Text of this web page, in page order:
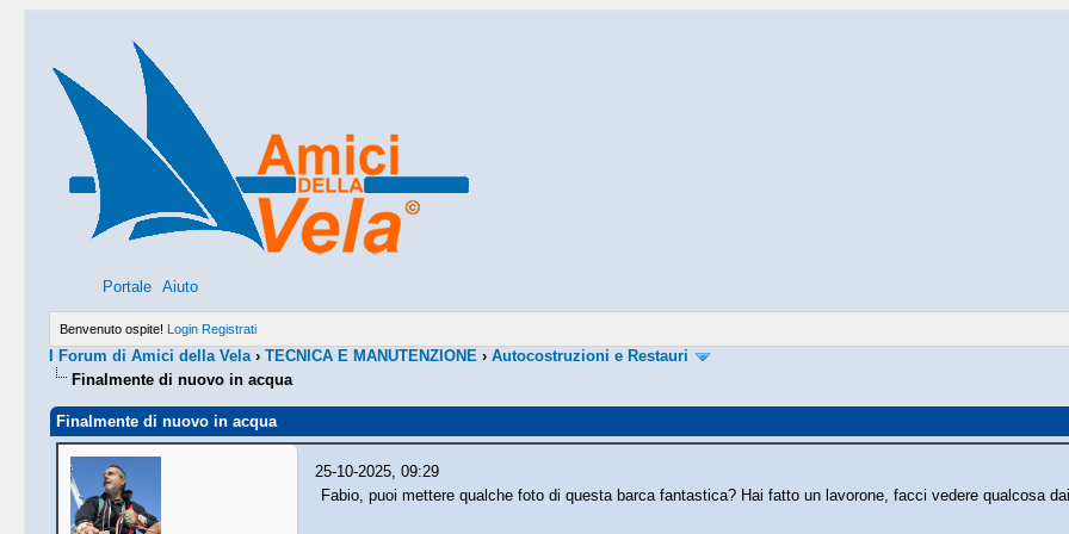
Portale Aiuto
Benvenuto ospite! Login Registrati
I Forum di Amici della Vela›TECNICA E MANUTENZIONE ›Autocostruzioni e Restauri
Finalmente di nuovo in acqua
Finalmente di nuovo in acqua
25-10-2025, 09:29
Fabio, puoi mettere qualche foto di questa barca fantastica? Hai fatto un lavorone, facci vedere qualcosa